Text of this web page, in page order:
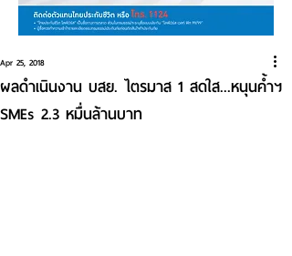
ผลดำเนินงาน บสย. ไตรมาส 1 สดใส...หนุนค้ำฯ
SMEs 2.3 หมื่นล้านบาท
Apr 25, 2018